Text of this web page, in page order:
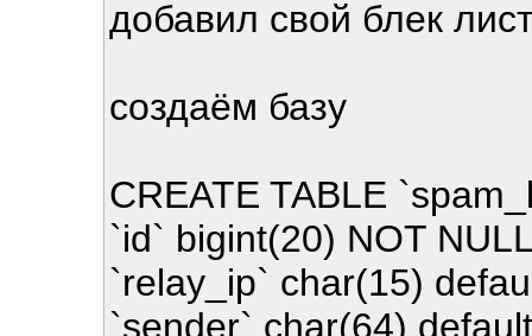
добавил свой блек
создаём базу
CREATE TABLE
`id` bigint(20) NOT
`relay_ip` char(15)
`sender` char(64)